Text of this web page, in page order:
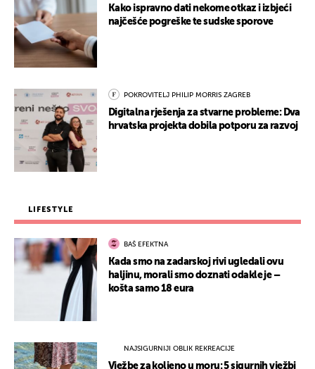
Kako ispravno dati nekome otkaz i izbjeći
najčešće pogreške te sudske sporove
POKROVITELJ PHILIP MORRIS ZAGREB
Digitalna rješenja za stvarne probleme: Dva
hrvatska projekta dobila potporu za razvoj
LIFESTYLE
BAŠ EFEKTNA
Kada smo na zadarskoj rivi ugledali ovu
haljinu, morali smo doznati odakle je –
košta samo 18 eura
NAJSIGURNIJI OBLIK REKREACIJE
Vježbe za koljeno u moru: 5 sigurnih vježbi